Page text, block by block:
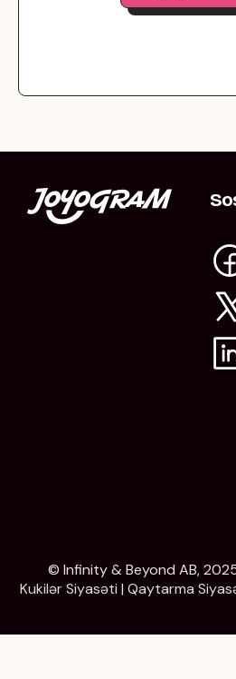
© Infinity & Beyond AB,
Kukilər Siyasəti | Qaytarma